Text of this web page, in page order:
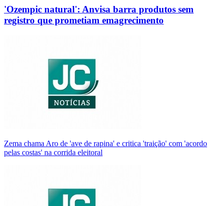
'Ozempic natural': Anvisa barra produtos sem
registro que prometiam emagrecimento
Zema chama Aro de 'ave de rapina' e critica 'traição' com 'acordo
pelas costas' na corrida eleitoral